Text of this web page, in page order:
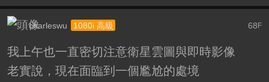
68F
charleswu 1080i 高級
我上午也一直密切注意衛星雲圖與即時影像
老實說，現在面臨到一個尷尬的處境